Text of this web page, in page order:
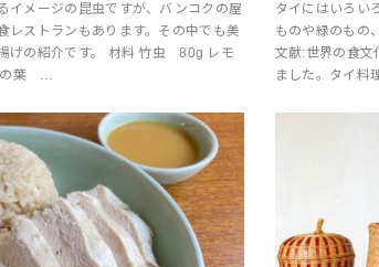
イメージの昆虫ですが、バンコクの屋
レストランもあります。その中でも美
げの紹介です。 材料 竹虫 80g レモ
の葉 …
タイにはいろい
ものや緑のもの
文献:世界の食文
ました。タイ料